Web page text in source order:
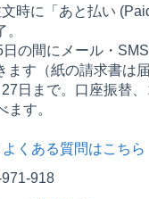
時に「あと払い
日の間にメール・
ます（紙の請求書は
日まで。口座振替
ます。
よくある質問はこちら
918